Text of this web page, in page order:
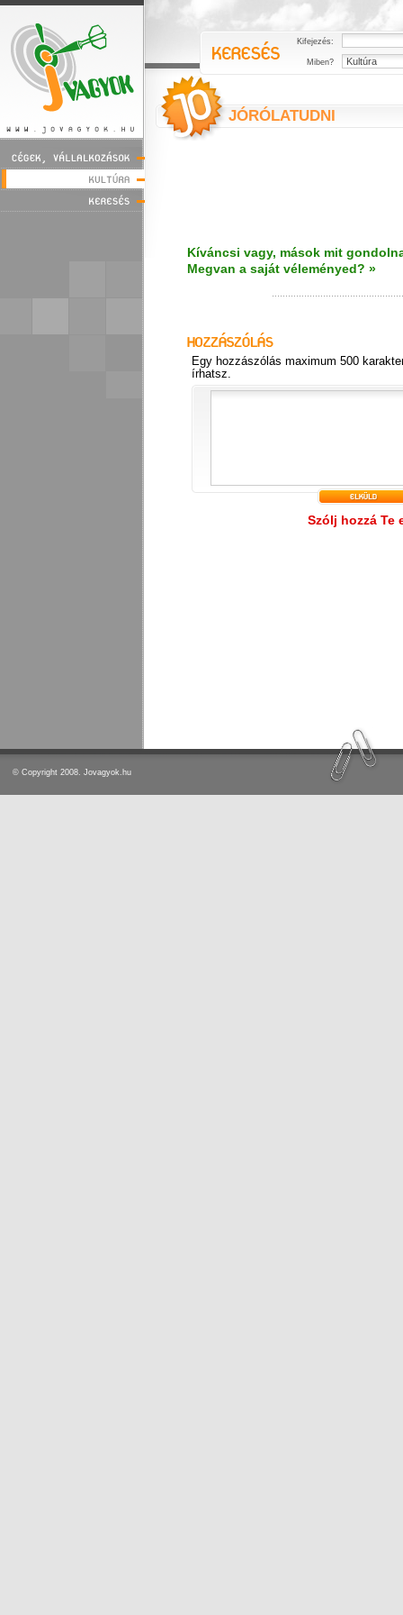
Kifejezés:
Miben?
JÓRÓLATUDNI
Kíváncsi vagy, mások mit
Megvan a saját véleményed? »
Egy hozzászólás maximum 500
írhatsz.
Szólj hozzá Te
© Copyright 2008. Jovagyok.hu